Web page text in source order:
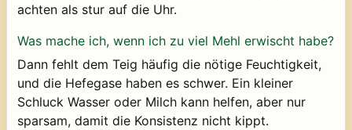
achten als stur auf die Uhr.
Was mache ich, wenn ich zu viel Mehl erwischt habe?
Dann fehlt dem Teig häufig die nötige Feuchtigkeit,
und die Hefegase haben es schwer. Ein kleiner
Schluck Wasser oder Milch kann helfen, aber nur
sparsam, damit die Konsistenz nicht kippt.